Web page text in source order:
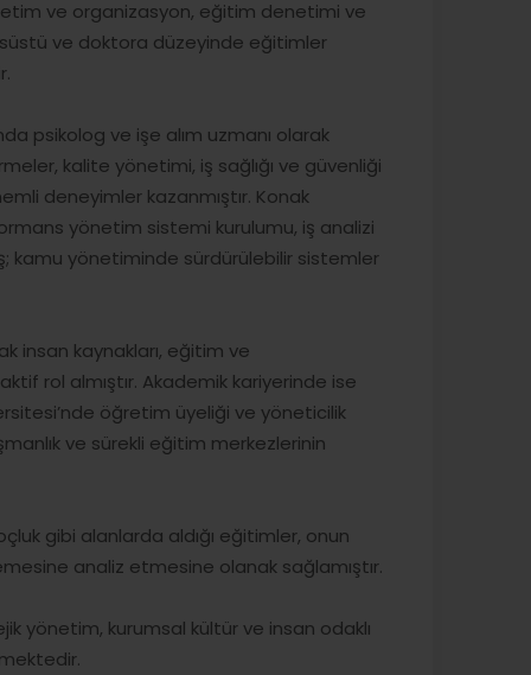
ve organizasyon, eğitim denetimi ve
ve doktora düzeyinde eğitimler
psikolog ve işe alım uzmanı olarak
kalite yönetimi, iş sağlığı ve güvenliği
deneyimler kazanmıştır. Konak
yönetim sistemi kurulumu, iş analizi
kamu yönetiminde sürdürülebilir sistemler
insan kaynakları, eğitim ve
rol almıştır. Akademik kariyerinde ise
öğretim üyeliği ve yöneticilik
ve sürekli eğitim merkezlerinin
gibi alanlarda aldığı eğitimler, onun
analiz etmesine olanak sağlamıştır.
yönetim, kurumsal kültür ve insan odaklı